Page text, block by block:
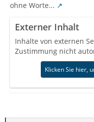
ohne Worte...
Externer Inhalt
Inhalte von externen
Zustimmung nicht
Klicken Sie hier,